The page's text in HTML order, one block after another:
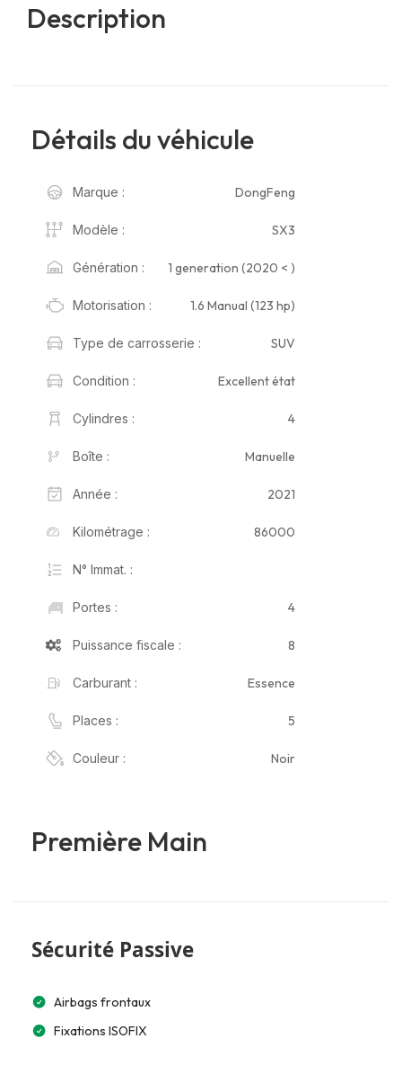
Description
Détails du véhicule
Marque : DongFeng
Modèle : SX3
Génération : 1 generation (2020 < )
Motorisation : 1.6 Manual (123 hp)
Type de carrosserie : SUV
Condition : Excellent état
Cylindres : 4
Boîte : Manuelle
Année : 2021
Kilométrage : 86000
N° Immat. :
Portes : 4
Puissance fiscale : 8
Carburant : Essence
Places : 5
Couleur : Noir
Première Main
Sécurité Passive
Airbags frontaux
Fixations ISOFIX